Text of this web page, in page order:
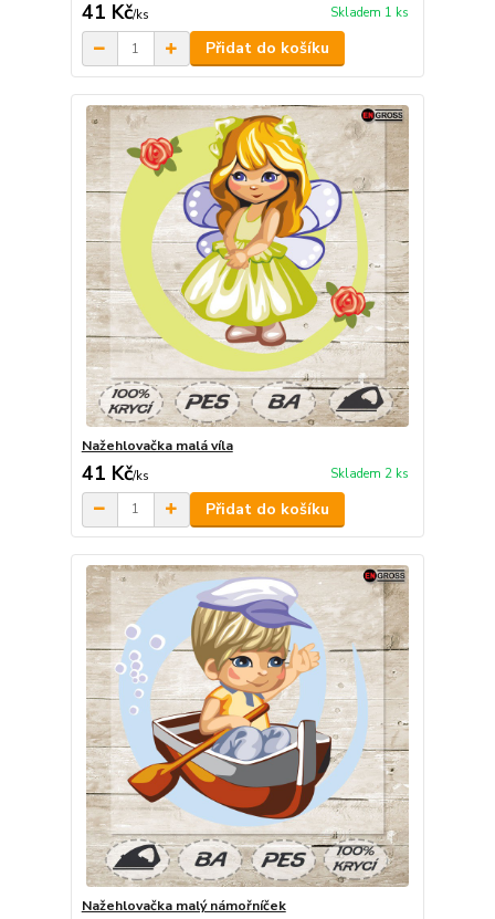
41 Kč/ks Skladem 1 ks
Přidat do košíku
Nažehlovačka malá víla
41 Kč/ks Skladem 2 ks
Přidat do košíku
Nažehlovačka malý námořníček